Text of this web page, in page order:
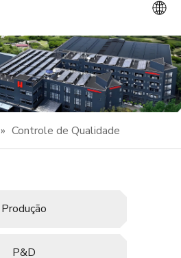
» Controle de Qualidade
Produção
P&D